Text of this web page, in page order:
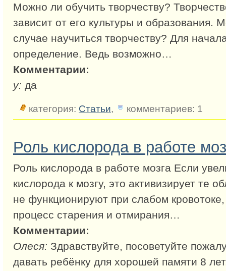
Можно ли обучить творчеству?
зависит от его культуры и образования.
случае научиться творчеству? Для
определение. Ведь возможно…
Комментарии:
у: да
категория: Статьи, комментариев: 1
Роль кислорода в работе
Роль кислорода в работе мозга Если
кислорода к мозгу, это активизирует те
не функционируют при слабом
процесс старения и отмирания…
Комментарии:
Олеся: Здравствуйте, посоветуйте
давать ребёнку для хорошей памяти 8